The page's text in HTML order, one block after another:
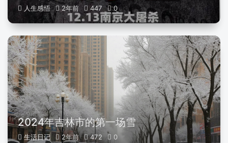
人生感悟 2年前 447 0
2024年吉林市的第一场雪
生活日记 2年前 472 0